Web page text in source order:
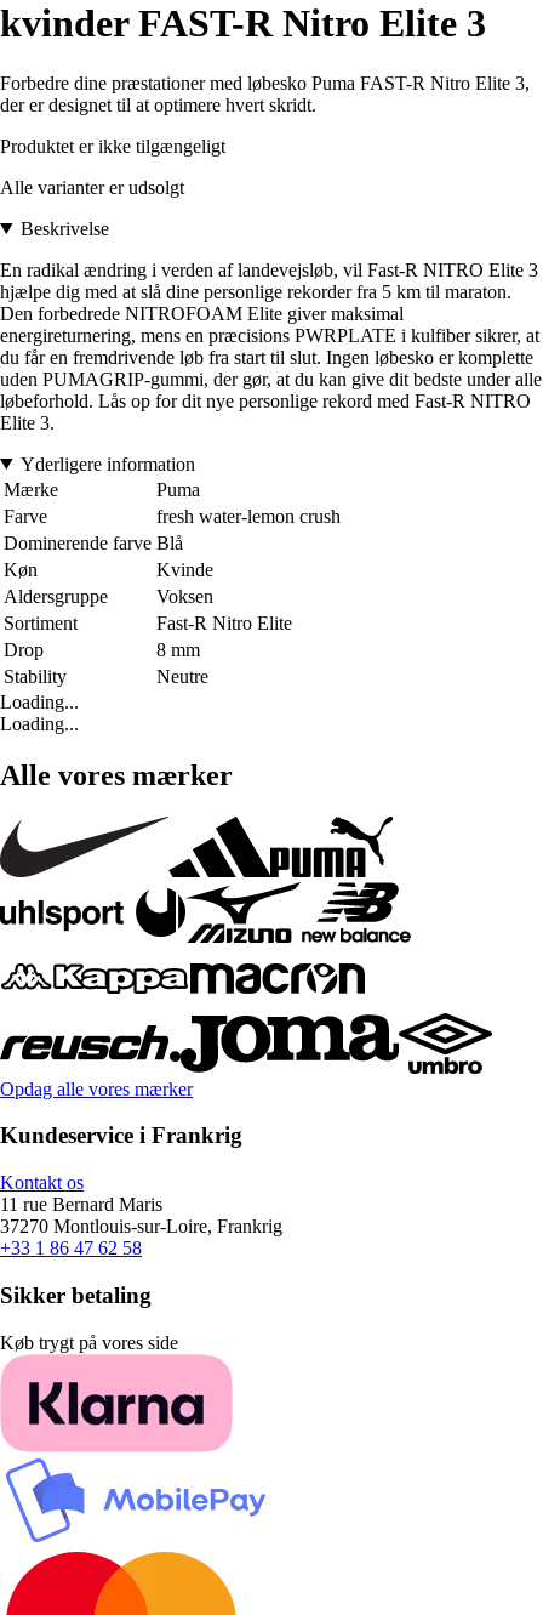
kvinder FAST-R Nitro Elite 3
Forbedre dine præstationer med løbesko Puma FAST-R Nitro Elite 3,
der er designet til at optimere hvert skridt.
Produktet er ikke tilgængeligt
Alle varianter er udsolgt
Beskrivelse
En radikal ændring i verden af landevejsløb, vil Fast-R NITRO Elite 3
hjælpe dig med at slå dine personlige rekorder fra 5 km til maraton.
Den forbedrede NITROFOAM Elite giver maksimal
energireturnering, mens en præcisions PWRPLATE i kulfiber sikrer, at
du får en fremdrivende løb fra start til slut. Ingen løbesko er komplette
uden PUMAGRIP-gummi, der gør, at du kan give dit bedste under alle
løbeforhold. Lås op for dit nye personlige rekord med Fast-R NITRO
Elite 3.
Yderligere information
Mærke
Puma
Farve
fresh water-lemon crush
Dominerende farve Blå
Køn
Kvinde
Aldersgruppe
Voksen
Sortiment
Fast-R Nitro Elite
Drop
8 mm
Stability
Neutre
Loading...
Loading...
Alle vores mærker
Opdag alle vores mærker
Kundeservice i Frankrig
Kontakt os
11 rue Bernard Maris
37270 Montlouis-sur-Loire, Frankrig
+33 1 86 47 62 58
Sikker betaling
Køb trygt på vores side